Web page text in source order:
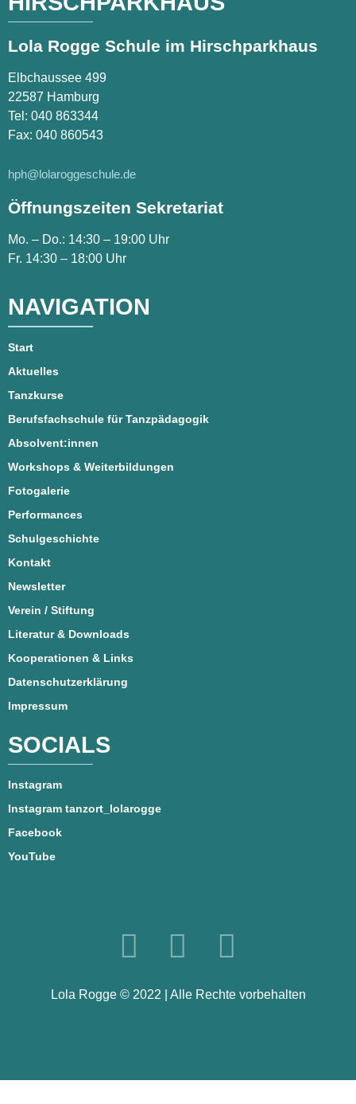
Lola Rogge Schule im Hirschparkhaus
Elbchaussee 499
22587 Hamburg
Tel: 040 863344
Fax: 040 860543
hph@lolaroggeschule.de
Öffnungszeiten Sekretariat
Mo. – Do.: 14:30 – 19:00 Uhr
Fr. 14:30 – 18:00 Uhr
NAVIGATION
Start
Aktuelles
Tanzkurse
Berufsfachschule für Tanzpädagogik
Absolvent:innen
Workshops & Weiterbildungen
Fotogalerie
Performances
Schulgeschichte
Kontakt
Newsletter
Verein / Stiftung
Literatur & Downloads
Kooperationen & Links
Datenschutzerklärung
Impressum
SOCIALS
Instagram
Instagram tanzort_lolarogge
Facebook
YouTube
Lola Rogge © 2022 | Alle Rechte vorbehalten